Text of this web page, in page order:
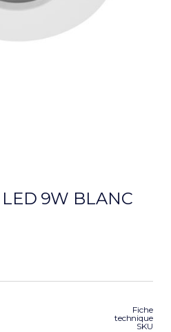
9W BLANC
Fiche
technique
SKU